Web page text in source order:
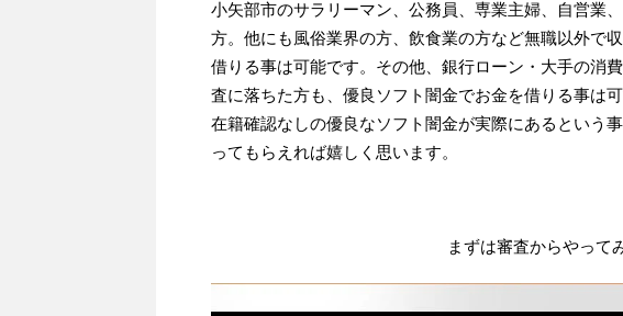
小矢部市のサラリーマン、公務員、専業主婦、自営業
方。他にも風俗業界の方、飲食業の方など無職以外で
借りる事は可能です。その他、銀行ローン・大手の消
査に落ちた方も、優良ソフト闇金でお金を借りる事は可
在籍確認なしの優良なソフト闇金が実際にあるという
ってもらえれば嬉しく思います。
まずは審査からやって